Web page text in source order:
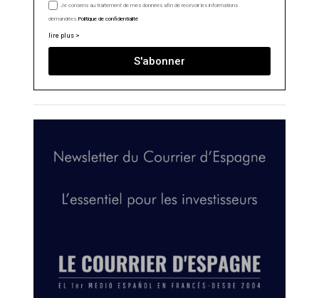
Je consens au traitement de mes données afin de recevoir les informations
demandées.Politique de confidentialité
lire plus >
S'abonner